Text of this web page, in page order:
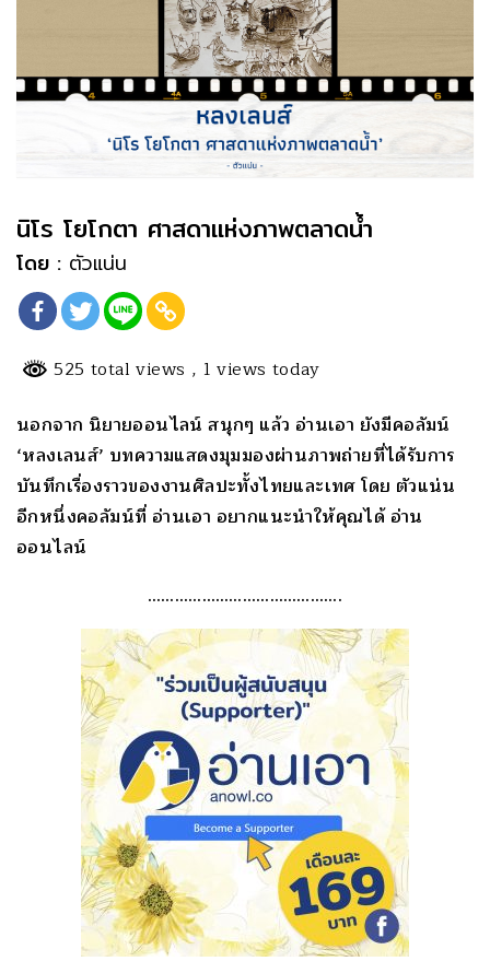
นิโร โยโกตา ศาสดาแห่งภาพตลาดน้ำ
โดย : ตัวแน่น
525 total views , 1 views today
นอกจาก นิยายออนไลน์ สนุกๆ แล้ว อ่านเอา ยังมีคอลัมน์
‘หลงเลนส์’ บทความแสดงมุมมองผ่านภาพถ่ายที่ได้รับการ
บันทึกเรื่องราวของงานศิลปะทั้งไทยและเทศ โดย ตัวแน่น
อีกหนึ่งคอลัมน์ที่ อ่านเอา อยากแนะนำให้คุณได้ อ่าน
ออนไลน์
…………………………………….